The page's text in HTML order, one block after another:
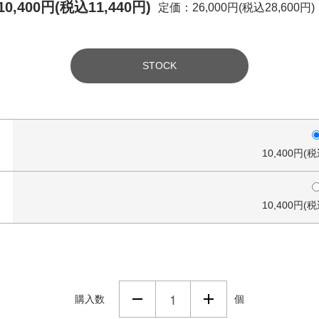
円(税込11,440円) 定価：26,000円(税込28,600円)
STOCK
10,400円(
10,400円(
購入数 個